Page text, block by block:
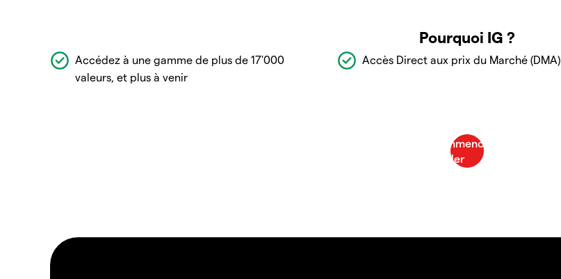
Pourquoi IG ?
Accédez à une gamme de plus de 17'000
valeurs, et plus à venir
Accès Direct aux prix du Marché (DMA)